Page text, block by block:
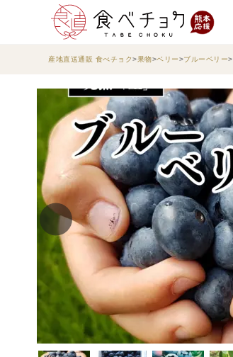
産地直送通販 食べチョク 果物 ベリー ブルーベリー